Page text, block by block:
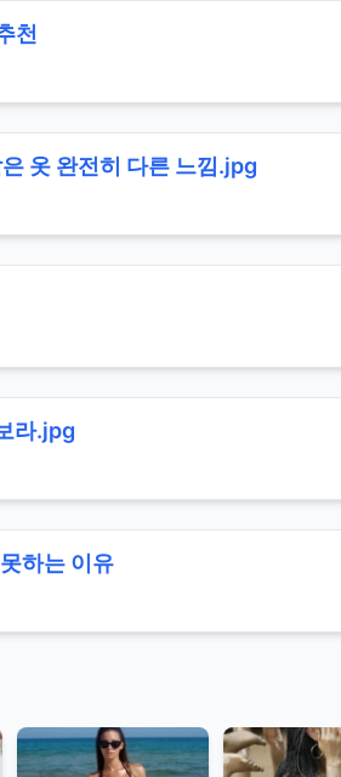
천
옷 완전히 다른 느낌.jpg
라.jpg
하는 이유